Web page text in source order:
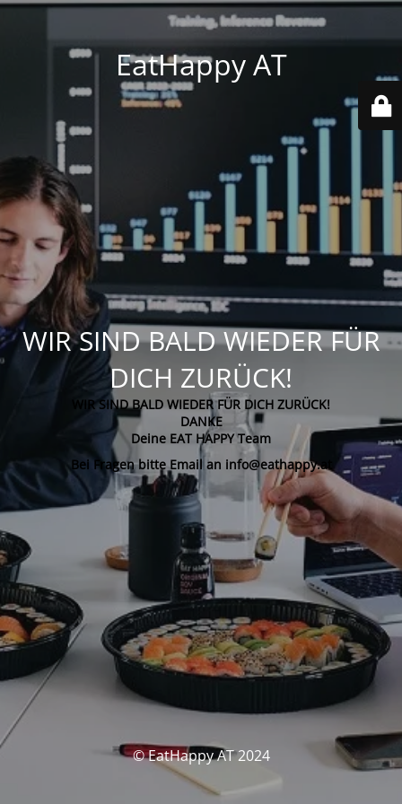
EatHappy AT
WIR SIND BALD WIEDER FÜR
DICH ZURÜCK!
WIR SIND BALD WIEDER FÜR DICH ZURÜCK!
DANKE
Deine EAT HAPPY Team
Bei Fragen bitte Email an info@eathappy.at
© EatHappy AT 2024